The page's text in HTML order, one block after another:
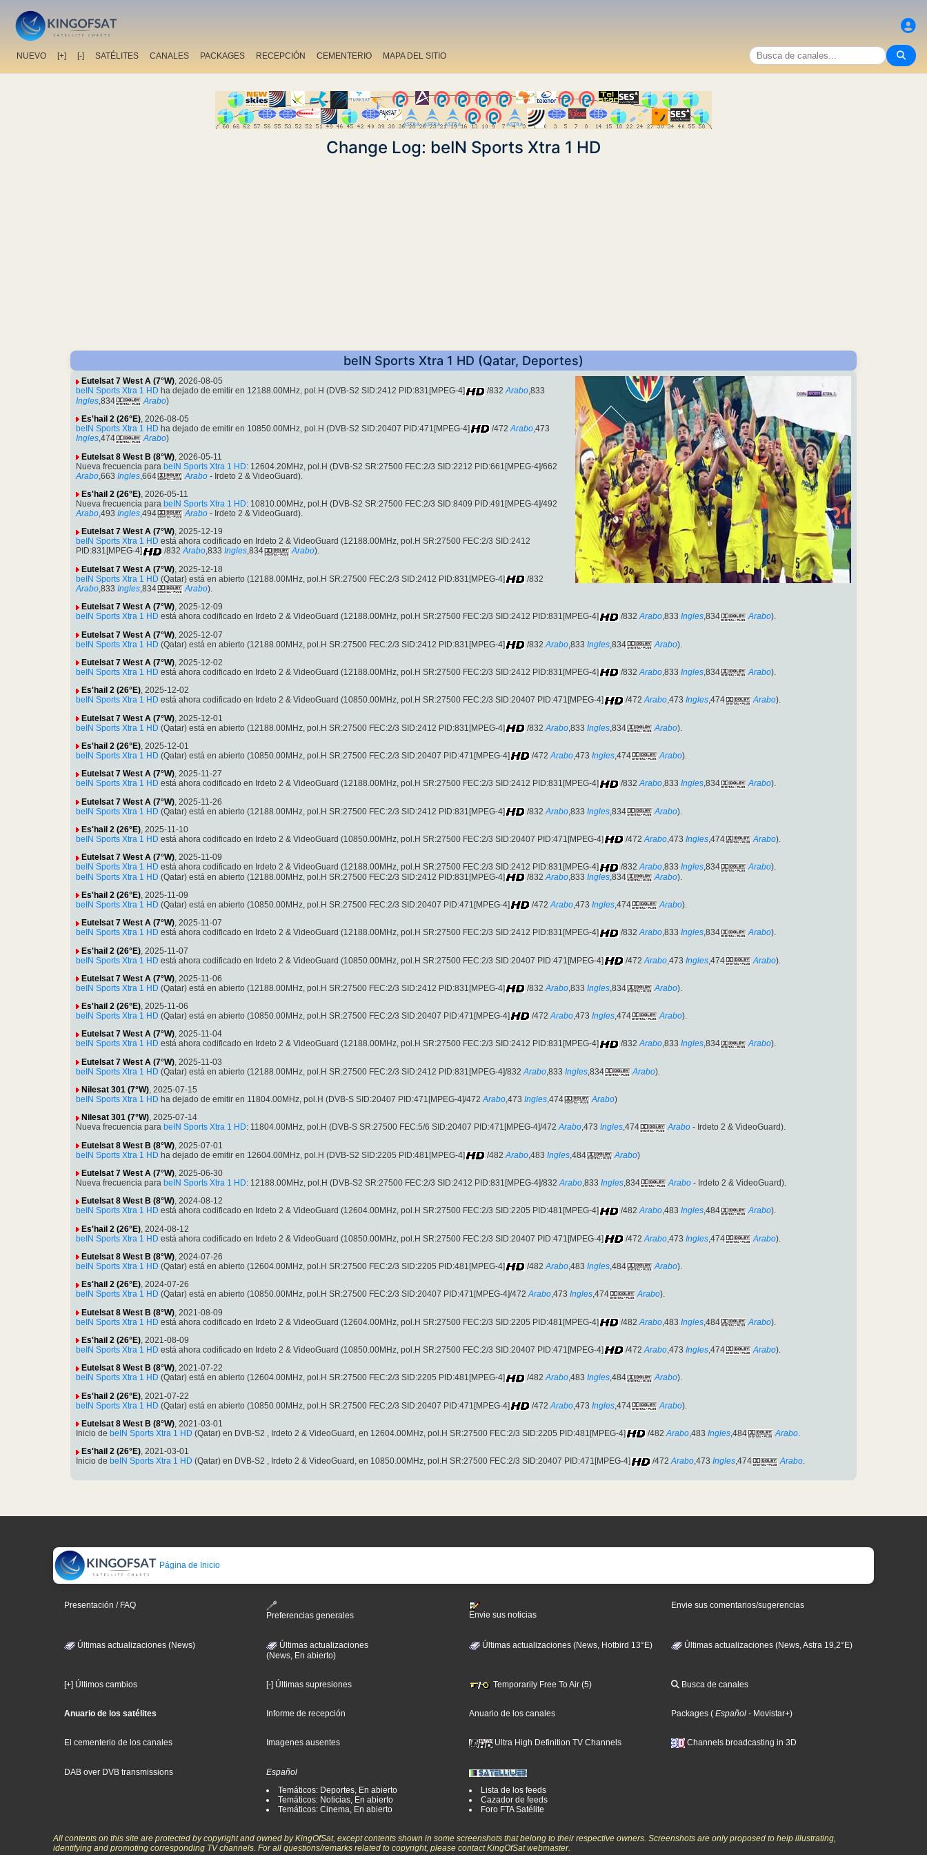
NUEVO [+] [-] SATÉLITES CANALES PACKAGES RECEPCIÓN CEMENTERIO MAPA DEL SITIO
Change Log: beIN Sports Xtra 1 HD
beIN Sports Xtra 1 HD (Qatar, Deportes)
Eutelsat 7 West A (7°W), 2026-08-05
beIN Sports Xtra 1 HD ha dejado de emitir en 12188.00MHz, pol.H (DVB-S2 SID:2412 PID:831[MPEG-4] /832 Arabo,833
Ingles ,834 Arabo)
Es'hail 2 (26°E), 2026-08-05
beIN Sports Xtra 1 HD ha dejado de emitir en 10850.00MHz, pol.H (DVB-S2 SID:20407 PID:471[MPEG-4] /472 Arabo,473
Ingles,474 Arabo)
Eutelsat 8 West B (8°W) , 2026-05-11
Nueva frecuencia para beIN Sports Xtra 1 HD: 12604.20MHz, pol.H (DVB-S2 SR:27500 FEC:2/3 SID:2212 PID:661[MPEG-4]/662
Arabo ,663 Ingles ,664 Arabo - Irdeto 2 & VideoGuard).
Es'hail 2 (26°E), 2026-05-11
Nueva frecuencia para beIN Sports Xtra 1 HD: 10810.00MHz, pol.H (DVB-S2 SR:27500 FEC:2/3 SID:8409 PID:491[MPEG-4]/492
Arabo,493 Ingles,494 Arabo - Irdeto 2 & VideoGuard).
Eutelsat 7 West A (7°W), 2025-12-19
beIN Sports Xtra 1 HD está ahora codificado en Irdeto 2 & VideoGuard (12188.00MHz, pol.H SR:27500 FEC:2/3 SID:2412
PID:831[MPEG-4]
/832 Arabo,833 Ingles,834 Arabo).
Eutelsat 7 West A (7°W) , 2025-12-18
beIN Sports Xtra 1 HD (Qatar) está en abierto (12188.00MHz, pol.H SR:27500 FEC:2/3 SID:2412 PID:831[MPEG-4]
/832
Arabo,833 Ingles,834 Arabo).
Eutelsat 7 West A (7°W), 2025-12-09
beIN Sports Xtra 1 HD está ahora codificado en Irdeto 2 & VideoGuard (12188.00MHz, pol.H SR:27500 FEC:2/3 SID:2412 PID:831[MPEG-4] /832 Arabo,833 Ingles,834 Arabo).
Eutelsat 7 West A (7°W) , 2025-12-07
beIN Sports Xtra 1 HD (Qatar) está en abierto (12188.00MHz, pol.H SR:27500 FEC:2/3 SID:2412 PID:831[MPEG-4] /832 Arabo ,833 Ingles ,834 Arabo).
Eutelsat 7 West A (7°W), 2025-12-02
beIN Sports Xtra 1 HD está ahora codificado en Irdeto 2 & VideoGuard (12188.00MHz, pol.H SR:27500 FEC:2/3 SID:2412 PID:831[MPEG-4] /832 Arabo,833 Ingles,834 Arabo).
Es'hail 2 (26°E), 2025-12-02
beIN Sports Xtra 1 HD está ahora codificado en Irdeto 2 & VideoGuard (10850.00MHz, pol.H SR:27500 FEC:2/3 SID:20407 PID:471[MPEG-4] /472 Arabo,473 Ingles,474 Arabo).
Eutelsat 7 West A (7°W) , 2025-12-01
beIN Sports Xtra 1 HD (Qatar) está en abierto (12188.00MHz, pol.H SR:27500 FEC:2/3 SID:2412 PID:831[MPEG-4] /832 Arabo ,833 Ingles ,834 Arabo).
Es'hail 2 (26°E), 2025-12-01
beIN Sports Xtra 1 HD (Qatar) está en abierto (10850.00MHz, pol.H SR:27500 FEC:2/3 SID:20407 PID:471[MPEG-4] /472 Arabo,473 Ingles,474 Arabo).
Eutelsat 7 West A (7°W), 2025-11-27
beIN Sports Xtra 1 HD está ahora codificado en Irdeto 2 & VideoGuard (12188.00MHz, pol.H SR:27500 FEC:2/3 SID:2412 PID:831[MPEG-4] /832 Arabo,833 Ingles,834 Arabo).
Eutelsat 7 West A (7°W) , 2025-11-26
beIN Sports Xtra 1 HD (Qatar) está en abierto (12188.00MHz, pol.H SR:27500 FEC:2/3 SID:2412 PID:831[MPEG-4] /832 Arabo ,833 Ingles ,834 Arabo).
Es'hail 2 (26°E), 2025-11-10
beIN Sports Xtra 1 HD está ahora codificado en Irdeto 2 & VideoGuard (10850.00MHz, pol.H SR:27500 FEC:2/3 SID:20407 PID:471[MPEG-4] /472 Arabo,473 Ingles,474 Arabo).
Eutelsat 7 West A (7°W), 2025-11-09
beIN Sports Xtra 1 HD está ahora codificado en Irdeto 2 & VideoGuard (12188.00MHz, pol.H SR:27500 FEC:2/3 SID:2412 PID:831[MPEG-4] /832 Arabo,833 Ingles,834 Arabo).
beIN Sports Xtra 1 HD (Qatar) está en abierto (12188.00MHz, pol.H SR:27500 FEC:2/3 SID:2412 PID:831[MPEG-4] /832 Arabo ,833 Ingles ,834 Arabo).
Es'hail 2 (26°E), 2025-11-09
beIN Sports Xtra 1 HD (Qatar) está en abierto (10850.00MHz, pol.H SR:27500 FEC:2/3 SID:20407 PID:471[MPEG-4] /472 Arabo,473 Ingles,474 Arabo).
Eutelsat 7 West A (7°W), 2025-11-07
beIN Sports Xtra 1 HD está ahora codificado en Irdeto 2 & VideoGuard (12188.00MHz, pol.H SR:27500 FEC:2/3 SID:2412 PID:831[MPEG-4] /832 Arabo,833 Ingles,834 Arabo).
Es'hail 2 (26°E) , 2025-11-07
beIN Sports Xtra 1 HD está ahora codificado en Irdeto 2 & VideoGuard (10850.00MHz, pol.H SR:27500 FEC:2/3 SID:20407 PID:471[MPEG-4] /472 Arabo ,473 Ingles ,474 Arabo).
Eutelsat 7 West A (7°W), 2025-11-06
beIN Sports Xtra 1 HD (Qatar) está en abierto (12188.00MHz, pol.H SR:27500 FEC:2/3 SID:2412 PID:831[MPEG-4] /832 Arabo,833 Ingles,834 Arabo).
Es'hail 2 (26°E), 2025-11-06
beIN Sports Xtra 1 HD (Qatar) está en abierto (10850.00MHz, pol.H SR:27500 FEC:2/3 SID:20407 PID:471[MPEG-4] /472 Arabo,473 Ingles,474 Arabo).
Eutelsat 7 West A (7°W), 2025-11-04
beIN Sports Xtra 1 HD está ahora codificado en Irdeto 2 & VideoGuard (12188.00MHz, pol.H SR:27500 FEC:2/3 SID:2412 PID:831[MPEG-4] /832 Arabo,833 Ingles,834 Arabo).
Eutelsat 7 West A (7°W), 2025-11-03
beIN Sports Xtra 1 HD (Qatar) está en abierto (12188.00MHz, pol.H SR:27500 FEC:2/3 SID:2412 PID:831[MPEG-4]/832 Arabo,833 Ingles,834 Arabo).
Nilesat 301 (7°W), 2025-07-15
beIN Sports Xtra 1 HD ha dejado de emitir en 11804.00MHz, pol.H (DVB-S SID:20407 PID:471[MPEG-4]/472 Arabo,473 Ingles,474 Arabo)
Nilesat 301 (7°W), 2025-07-14
Nueva frecuencia para beIN Sports Xtra 1 HD: 11804.00MHz, pol.H (DVB-S SR:27500 FEC:5/6 SID:20407 PID:471[MPEG-4]/472 Arabo,473 Ingles,474 Arabo - Irdeto 2 & VideoGuard).
Eutelsat 8 West B (8°W) , 2025-07-01
beIN Sports Xtra 1 HD ha dejado de emitir en 12604.00MHz, pol.H (DVB-S2 SID:2205 PID:481[MPEG-4] /482 Arabo ,483 Ingles ,484 Arabo)
Eutelsat 7 West A (7°W), 2025-06-30
Nueva frecuencia para beIN Sports Xtra 1 HD: 12188.00MHz, pol.H (DVB-S2 SR:27500 FEC:2/3 SID:2412 PID:831[MPEG-4]/832 Arabo,833 Ingles,834 Arabo - Irdeto 2 & VideoGuard).
Eutelsat 8 West B (8°W), 2024-08-12
beIN Sports Xtra 1 HD está ahora codificado en Irdeto 2 & VideoGuard (12604.00MHz, pol.H SR:27500 FEC:2/3 SID:2205 PID:481[MPEG-4] /482 Arabo,483 Ingles,484 Arabo).
Es'hail 2 (26°E) , 2024-08-12
beIN Sports Xtra 1 HD está ahora codificado en Irdeto 2 & VideoGuard (10850.00MHz, pol.H SR:27500 FEC:2/3 SID:20407 PID:471[MPEG-4] /472 Arabo ,473 Ingles ,474 Arabo).
Eutelsat 8 West B (8°W), 2024-07-26
beIN Sports Xtra 1 HD (Qatar) está en abierto (12604.00MHz, pol.H SR:27500 FEC:2/3 SID:2205 PID:481[MPEG-4] /482 Arabo,483 Ingles,484 Arabo).
Es'hail 2 (26°E), 2024-07-26
beIN Sports Xtra 1 HD (Qatar) está en abierto (10850.00MHz, pol.H SR:27500 FEC:2/3 SID:20407 PID:471[MPEG-4]/472 Arabo,473 Ingles,474 Arabo).
Eutelsat 8 West B (8°W) , 2021-08-09
beIN Sports Xtra 1 HD está ahora codificado en Irdeto 2 & VideoGuard (12604.00MHz, pol.H SR:27500 FEC:2/3 SID:2205 PID:481[MPEG-4] /482 Arabo ,483 Ingles ,484 Arabo).
Es'hail 2 (26°E), 2021-08-09
beIN Sports Xtra 1 HD está ahora codificado en Irdeto 2 & VideoGuard (10850.00MHz, pol.H SR:27500 FEC:2/3 SID:20407 PID:471[MPEG-4] /472 Arabo,473 Ingles,474 Arabo).
Eutelsat 8 West B (8°W), 2021-07-22
beIN Sports Xtra 1 HD (Qatar) está en abierto (12604.00MHz, pol.H SR:27500 FEC:2/3 SID:2205 PID:481[MPEG-4] /482 Arabo,483 Ingles,484 Arabo).
Es'hail 2 (26°E) , 2021-07-22
beIN Sports Xtra 1 HD (Qatar) está en abierto (10850.00MHz, pol.H SR:27500 FEC:2/3 SID:20407 PID:471[MPEG-4] /472 Arabo ,473 Ingles ,474 Arabo).
Eutelsat 8 West B (8°W), 2021-03-01
Inicio de beIN Sports Xtra 1 HD (Qatar) en DVB-S2 , Irdeto 2 & VideoGuard, en 12604.00MHz, pol.H SR:27500 FEC:2/3 SID:2205 PID:481[MPEG-4] /482 Arabo,483 Ingles,484 Arabo.
Es'hail 2 (26°E), 2021-03-01
Inicio de beIN Sports Xtra 1 HD (Qatar) en DVB-S2 , Irdeto 2 & VideoGuard, en 10850.00MHz, pol.H SR:27500 FEC:2/3 SID:20407 PID:471[MPEG-4] /472 Arabo,473 Ingles,474 Arabo.
Página de Inicio
Presentación / FAQ
Preferencias generales
Envie sus noticias
Envie sus comentarios/sugerencias
Últimas actualizaciones (News)
Últimas actualizaciones
(News, En abierto)
Últimas actualizaciones (News, Hotbird 13°E) Últimas actualizaciones (News, Astra 19,2°E)
[+] Últimos cambios [-] Últimas supresiones Temporarily Free To Air (5) Busca de canales
Anuario de los satélites Informe de recepción Anuario de los canales Packages ( Español - Movistar+)
El cementerio de los canales Imagenes ausentes Ultra High Definition TV Channels Channels broadcasting in 3D
DAB over DVB transmissions
Español
Temáticos: Deportes, En abierto
Temáticos: Noticias, En abierto
Temáticos: Cinema, En abierto
Lista de los feeds
Cazador de feeds
Foro FTA Satélite
All contents on this site are protected by copyright and owned by KingOfSat, except contents shown in some screenshots that belong to their respective owners. Screenshots are only proposed to help illustrating,
identifying and promoting corresponding TV channels. For all questions/remarks related to copyright, please contact KingOfSat webmaster.